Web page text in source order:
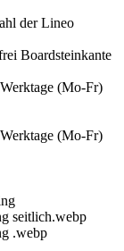
der Lineo
Boardsteinkante
(Mo-Fr)
(Mo-Fr)